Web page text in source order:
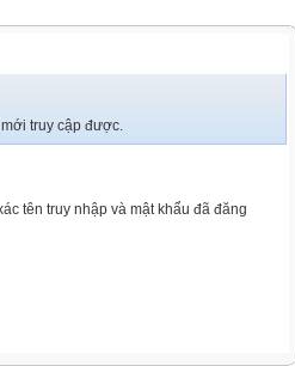
truy cập được.
tên truy nhập và mật khẩu đã đăng